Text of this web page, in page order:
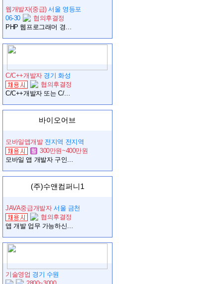
웹개발자(중급) 서울 영등포
06-30
협의후결정
PHP 웹프로그래머 경력자 모집
C/C++개발자 경기 화성
협의후결정
C/C++개발자 또는 C/C++ 잘 다루시는 분 모집합니다! (즉시 합류 가능자 우대)
바이오어브
모바일앱개발 전지역 전지역
300만원~400만원
모바일 앱 개발자 구인 (1인 기업)
(주)수앤컴퍼니1
JAVA중급개발자 서울 금천
협의후결정
앱 개발 업무 가능하신 엔지니어 구합니다.
기술영업 경기 수원